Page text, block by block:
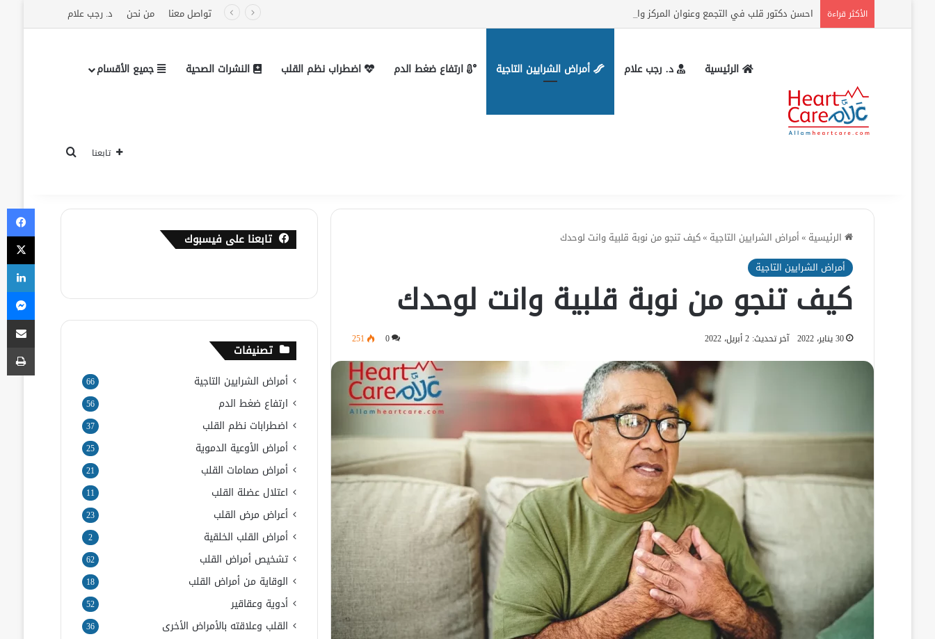
الأكثر قراءة احسن دكتور قلب في التجمع وعنوان المركز وارقام التواصل تواصل معنا من نحن د. رجب علام
الرئيسية د. رجب علام أمراض الشرايين التاجية ارتفاع ضغط الدم اضطراب نظم القلب النشرات الصحية جميع الأقسام
تابعنا
الرئيسية »أمراض الشرايين التاجية »كيف تنجو من نوبة قلبية وانت لوحدك
أمراض الشرايين التاجية
كيف تنجو من نوبة قلبية وانت لوحدك
30 يناير، 2022 آخر تحديث: 2 أبريل، 2022 0
251
تابعنا على فيسبوك
تصنيفات
أمراض الشرايين التاجية 66
ارتفاع ضغط الدم 56
اضطرابات نظم القلب 37
أمراض الأوعية الدموية 25
أمراض صمامات القلب 21
اعتلال عضلة القلب 11
أعراض مرض القلب 23
أمراض القلب الخلقية 2
تشخيص أمراض القلب 62
الوقاية من أمراض القلب 18
أدوية وعقاقير 52
القلب وعلاقته بالأمراض الأخرى 36